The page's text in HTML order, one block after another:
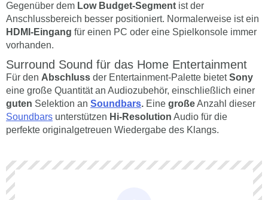
Gegenüber dem Low Budget-Segment ist der
Anschlussbereich besser positioniert. Normalerweise ist ein
HDMI-Eingang für einen PC oder eine Spielkonsole immer
vorhanden.
Surround Sound für das Home Entertainment
Für den Abschluss der Entertainment-Palette bietetSony
eine große Quantität an Audiozubehör, einschließlich einer
guten Selektion an Soundbars. Eine großeAnzahl dieser
Soundbars unterstützen Hi-Resolution Audio für die
perfekte originalgetreuen Wiedergabe des Klangs.